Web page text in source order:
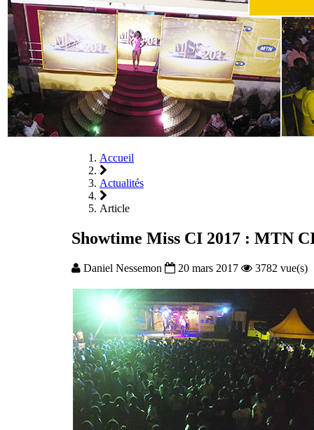
Accueil
Actualités
Article
Showtime Miss CI 2017 : MTN
Daniel Nessemon 20 mars 2017 3782 vue(s)